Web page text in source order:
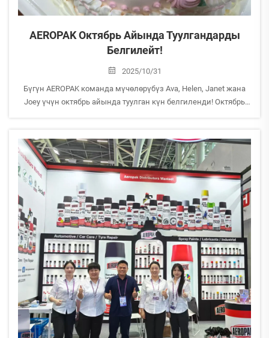
AEROPAK Октябрь Айында Туулгандарды
Белгилейт!
2025/10/31
Бүгүн AEROPAK команда мүчөлөрүбүз Ava, Helen, Janet жана
Joey үчүн октябрь айында туулган күн белгиленди! Октябрь
көргөзүүлөргө даярданууга бүтүн дилден камтылган...